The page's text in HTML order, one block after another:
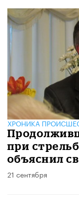
ХРОНИКА
при
объяснил
21 сентября